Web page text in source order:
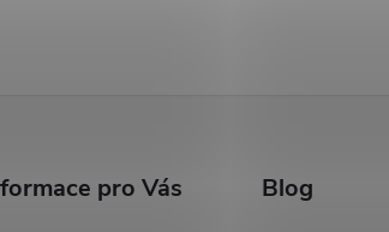
pro Vás Blog